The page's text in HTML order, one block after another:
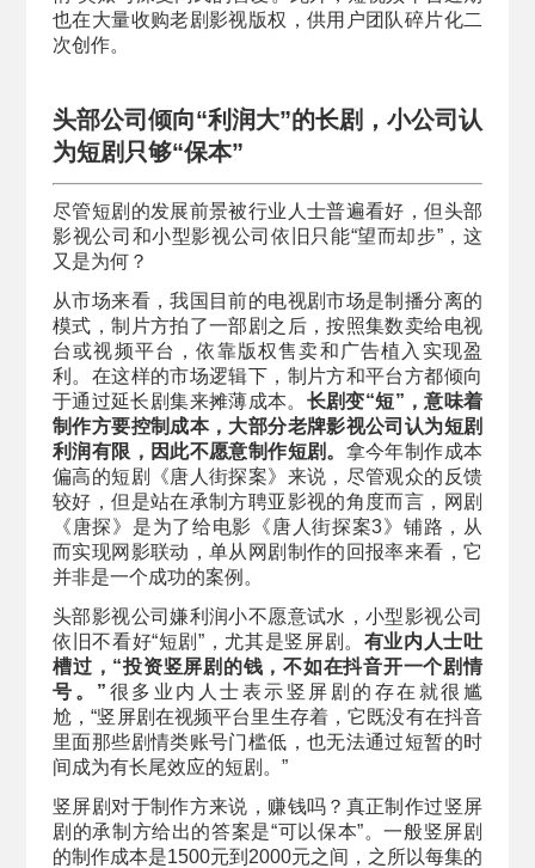
也在大量收购老剧影视版权，供用户团队碎片化二
次创作。
头部公司倾向“利润大”的长剧， 小公司认
为短剧只够“保本”
尽管短剧的发展前景被行业人士普遍看好，但头部
影视公司和小型影视公司依旧只能“望而却步”，这
又是为何？
从市场来看，我国目前的电视剧市场是制播分离的
模式，制片方拍了一部剧之后，按照集数卖给电视
台或视频平台，依靠版权售卖和广告植入实现盈
利。在这样的市场逻辑下，制片方和平台方都倾向
于通过延长剧集来摊薄成本。 长剧变“短”，意味着
制作方要控制成本，大部分老牌影视公司认为短剧
利润有限，因此不愿意制作短剧。 拿今年制作成本
偏高的短剧《唐人街探案》来说，尽管观众的反馈
较好，但是站在承制方聘亚影视的角度而言，网剧
《唐探》是为了给电影《唐人街探案3》铺路，从
而实现网影联动，单从网剧制作的回报率来看，它
并非是一个成功的案例。
头部影视公司嫌利润小不愿意试水，小型影视公司
依旧不看好“短剧”，尤其是竖屏剧。 有业内人士吐
槽过，“投资竖屏剧的钱，不如在抖音开一个剧情
号。” 很多业内人士表示竖屏剧的存在就很尴
尬，“竖屏剧在视频平台里生存着，它既没有在抖音
里面那些剧情类账号门槛低，也无法通过短暂的时
间成为有长尾效应的短剧。”
竖屏剧对于制作方来说，赚钱吗？真正制作过竖屏
剧的承制方给出的答案是“可以保本”。一般竖屏剧
的制作成本是1500元到2000元之间，之所以每集的